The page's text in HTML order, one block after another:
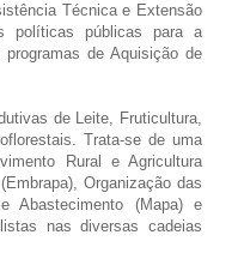
Técnica e Extensão
políticas públicas para a
de Aquisição de
de Leite, Fruticultura,
Trata-se de uma
Rural e Agricultura
Organização das
Abastecimento (Mapa) e
nas diversas cadeias